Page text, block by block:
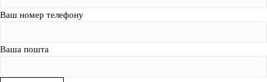
Ваш номер телефону
Ваша пошта